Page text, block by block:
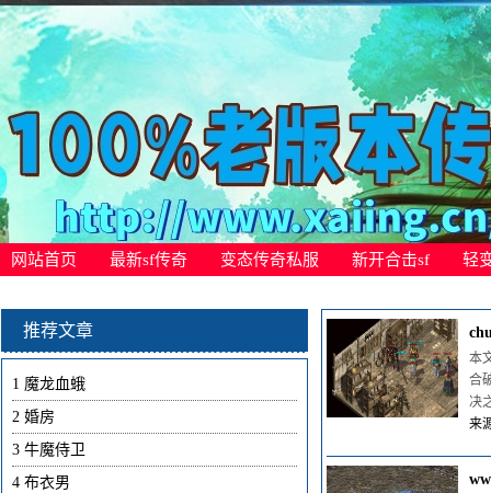
网站首页 最新sf传奇 变态传奇私服 新开合击sf 轻
本
合
决
来
推荐文章
1 魔龙血蛾
2 婚房
3 牛魔侍卫
4 布衣男